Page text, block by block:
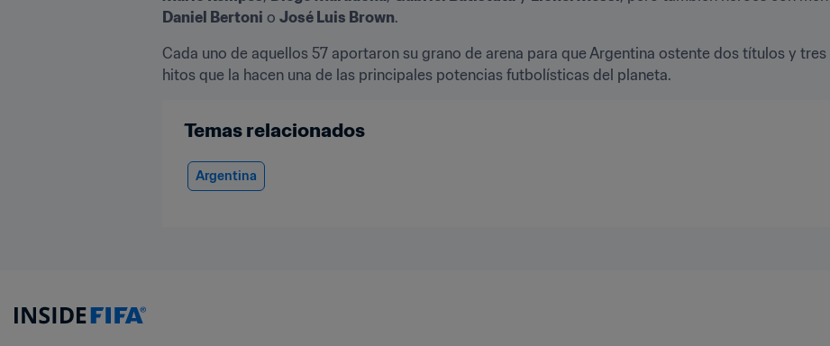
Daniel Bertoni o José Luis Brown.
Cada uno de aquellos 57 aportaron su grano de arena para que Argentina ostente dos títulos y
hitos que la hacen una de las principales potencias futbolísticas del planeta.
Temas relacionados
Argentina